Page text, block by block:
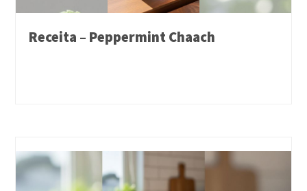
Receita – Peppermint Chaach